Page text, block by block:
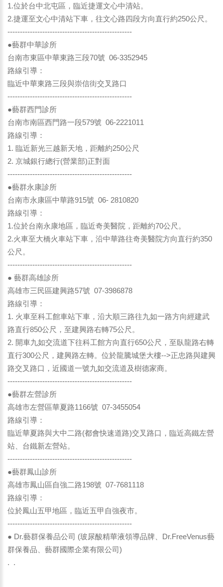
1.位於台中北屯區，臨近捷運文心中清站。
2.捷運至文心中清站下車，往文心路四段方向直行約250公尺。
--------------------------------------------------
●藝群中華診所
台南市東區中華東路三段70號 06-3352945
路線引導：
臨近中華東路三段與崇信街交叉路口
--------------------------------------------------
●藝群西門診所
台南市南區西門路一段579號 06-2221011
路線引導：
1. 臨近新光三越新天地，距離約250公尺
2. 京城銀行總行(營業部)正對面
--------------------------------------------------
●藝群永康診所
台南市永康區中華路915號 06- 2810820
路線引導：
1.位於台南永康地區，臨近奇美醫院，距離約70公尺。
2.火車至大橋火車站下車，沿中華路往奇美醫院方向直行約350
公尺。
--------------------------------------------------
● 藝群高雄診所
高雄市三民區建興路57號 07-3986878
路線引導：
1. 火車至科工館車站下車，沿大順三路往九如一路方向經建武
路直行850公尺，至建興路右轉75公尺。
2. 開車九如交流道下往科工館方向直行650公尺，至臥龍路右轉
直行300公尺，建興路左轉。位於龍騰城堡大樓-->正忠路與建興
路交叉路口，近國道一號九如交流道及樹德家商。
--------------------------------------------------
●藝群左營診所
高雄市左營區華夏路1166號 07-3455054
路線引導：
臨近華夏路與大中二路(都會快速道路)交叉路口，臨近高鐵左營
站、台鐵新左營站。
--------------------------------------------------
●藝群鳳山診所
高雄市鳳山區自強二路198號 07-7681118
路線引導：
位於鳳山五甲地區，臨近五甲自強夜市。
--------------------------------------------------
● Dr.藝群保養品公司 (玻尿酸精華液領導品牌、Dr.FreeVenus藝
群保養品、藝群國際企業有限公司)
. .